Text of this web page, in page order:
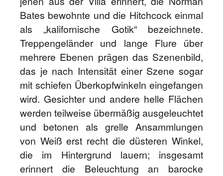
Bates bewohnte und die Hitchcock einmal
als „kalifornische Gotik“ bezeichnete.
Treppengeländer und lange Flure über
mehrere Ebenen prägen das Szenenbild,
das je nach Intensität einer Szene sogar
mit schiefen Überkopfwinkeln eingefangen
wird. Gesichter und andere helle Flächen
werden teilweise übermäßig ausgeleuchtet
und betonen als grelle Ansammlungen
von Weiß erst recht die düsteren Winkel,
die im Hintergrund lauern; insgesamt
erinnert die Beleuchtung an barocke